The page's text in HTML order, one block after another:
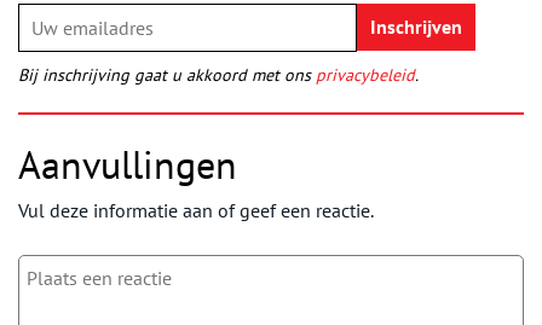
Bij inschrijving gaat u akkoord met ons privacybeleid.
Aanvullingen
Vul deze informatie aan of geef een reactie.